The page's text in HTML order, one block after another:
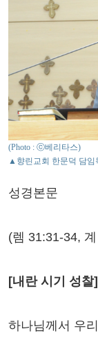
(Photo : ⓒ베리타스)
▲향린교회 한문덕 담임
성경본문
(렘 31:31-34,
[내란 시기 성찰]
하나님께서 우